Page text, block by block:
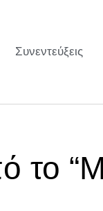
Συνεντεύξεις